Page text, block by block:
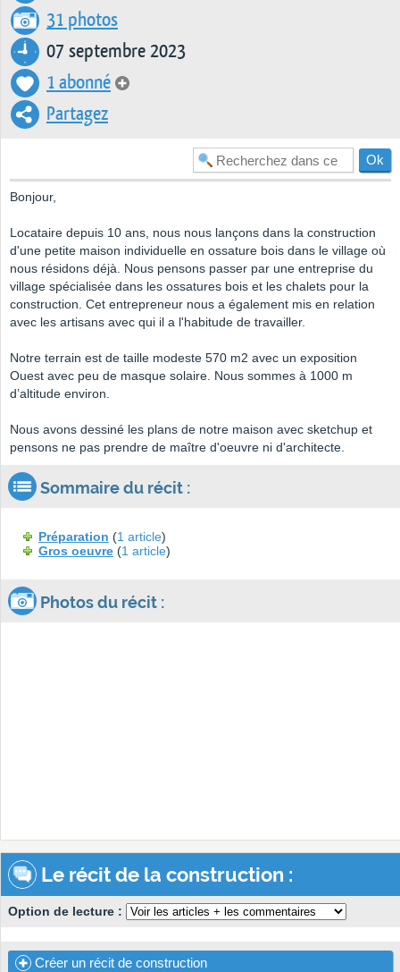
31 photos
07 septembre 2023
1 abonné
Partagez
Bonjour,
Locataire depuis 10 ans, nous nous lançons dans la construction
d'une petite maison individuelle en ossature bois dans le village où
nous résidons déjà. Nous pensons passer par une entreprise du
village spécialisée dans les ossatures bois et les chalets pour la
construction. Cet entrepreneur nous a également mis en relation
avec les artisans avec qui il a l'habitude de travailler.
Notre terrain est de taille modeste 570 m2 avec un exposition
Ouest avec peu de masque solaire. Nous sommes à 1000 m
d’altitude environ.
Nous avons dessiné les plans de notre maison avec sketchup et
pensons ne pas prendre de maître d'oeuvre ni d'architecte.
Sommaire du récit :
Préparation (1 article)
Gros oeuvre (1 article)
Photos du récit :
Le récit de la construction :
Option de lecture :
Créer un récit de construction